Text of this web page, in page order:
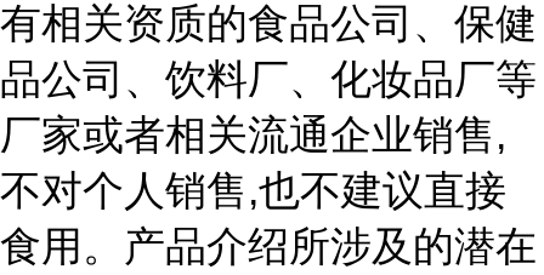
有相关资质的食品公司、保健
品公司、饮料厂、化妆品厂等
厂家或者相关流通企业销售,
不对个人销售,也不建议直接
食用。产品介绍所涉及的潜在